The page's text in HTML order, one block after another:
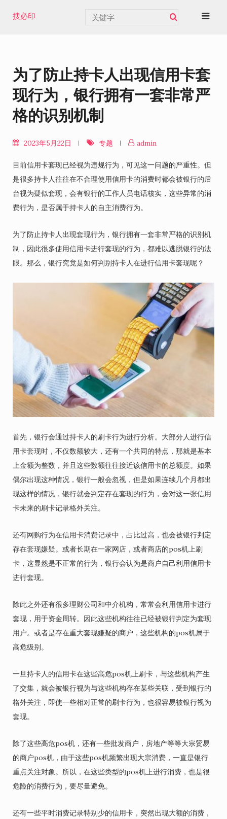
搜必印
为了防止持卡人出现信用卡套
现行为，银行拥有一套非常严
格的识别机制
2023年5月22日 专题 admin
目前信用卡套现已经视为违规行为，可见这一问题的严重性。但
是很多持卡人往往在不合理使用信用卡的消费时都会被银行的后
台视为疑似套现，会有银行的工作人员电话核实，这些异常的消
费行为，是否属于持卡人的自主消费行为。
为了防止持卡人出现套现行为，银行拥有一套非常严格的识别机
制，因此很多使用信用卡进行套现的行为，都难以逃脱银行的法
眼。那么，银行究竟是如何判别持卡人在进行信用卡套现呢？
首先，银行会通过持卡人的刷卡行为进行分析。大部分人进行信
用卡套现时，不仅数额较大，还有一个共同的特点，那就是基本
上金额为整数，并且这些数额往往接近该信用卡的总额度。如果
偶尔出现这种情况，银行一般会忽视，但是如果连续几个月都出
现这样的情况，银行就会判定存在套现的行为，会对这一张信用
卡未来的刷卡记录格外关注。
还有网购行为在信用卡消费记录中，占比过高，也会被银行判定
存在套现嫌疑。或者长期在一家网店，或者商店的pos机上刷
卡，这显然是不正常的行为，银行会认为是商户自己利用信用卡
进行套现。
除此之外还有很多理财公司和中介机构，常常会利用信用卡进行
套现，用于资金周转。因此这些机构往往已经被银行判定为套现
用户。或者是存在重大套现嫌疑的商户，这些机构的pos机属于
高危级别。
一旦持卡人的信用卡在这些高危pos机上刷卡，与这些机构产生
了交集，就会被银行视为与这些机构存在某些关联，受到银行的
格外关注，即使一些相对正常的刷卡行为，也很容易被银行视为
套现。
除了这些高危pos机，还有一些批发商户，房地产等等大宗贸易
的商户pos机，由于这些pos机频繁出现大宗消费，一直是银行
重点关注对象。所以，在这些类型的pos机上进行消费，也是很
危险的消费行为，要尽量避免。
还有一些平时消费记录特别少的信用卡，突然出现大额的消费，